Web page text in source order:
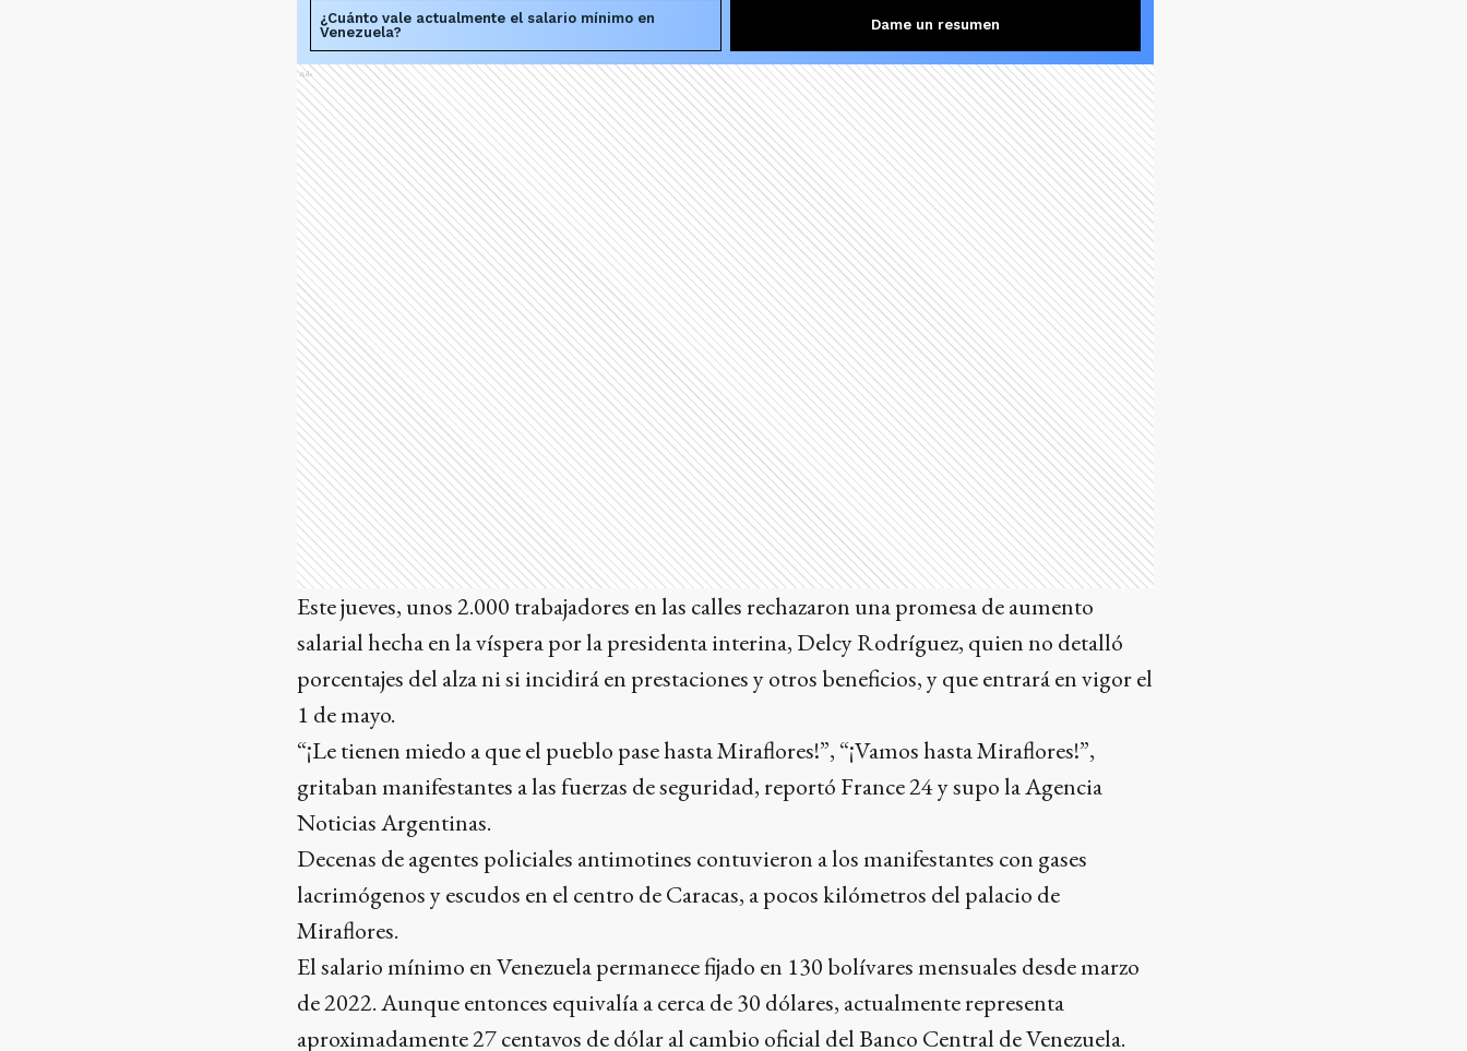
¿Cuánto vale actualmente el salario mínimo en
Venezuela?
Dame un resumen
Ads
Este jueves, unos 2.000 trabajadores en las calles rechazaron una promesa de aumento
salarial hecha en la víspera por la presidenta interina, Delcy Rodríguez, quien no detalló
porcentajes del alza ni si incidirá en prestaciones y otros beneficios, y que entrará en vigor el
1 de mayo.
“¡Le tienen miedo a que el pueblo pase hasta Miraflores!”, “¡Vamos hasta Miraflores!”,
gritaban manifestantes a las fuerzas de seguridad, reportó France 24 y supo la Agencia
Noticias Argentinas.
Decenas de agentes policiales antimotines contuvieron a los manifestantes con gases
lacrimógenos y escudos en el centro de Caracas, a pocos kilómetros del palacio de
Miraflores.
El salario mínimo en Venezuela permanece fijado en 130 bolívares mensuales desde marzo
de 2022. Aunque entonces equivalía a cerca de 30 dólares, actualmente representa
aproximadamente 27 centavos de dólar al cambio oficial del Banco Central de Venezuela.